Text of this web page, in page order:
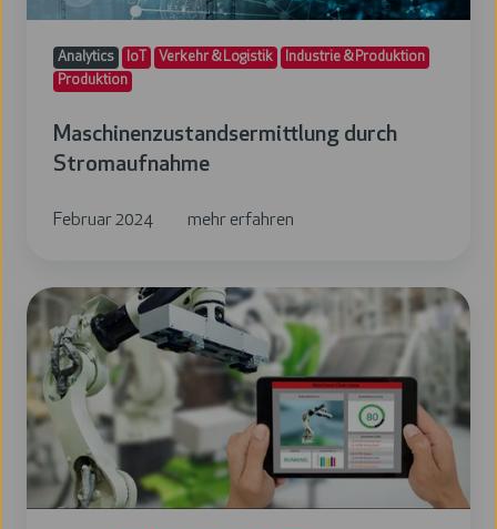
Analytics IoT Verkehr & Logistik
Industrie & Produktion
Produktion
Maschinenzustandsermittlung durch
Stromaufnahme
Februar 2024 mehr erfahren
Maschinenzustandsermittlung
für
Service
und
Aftersales